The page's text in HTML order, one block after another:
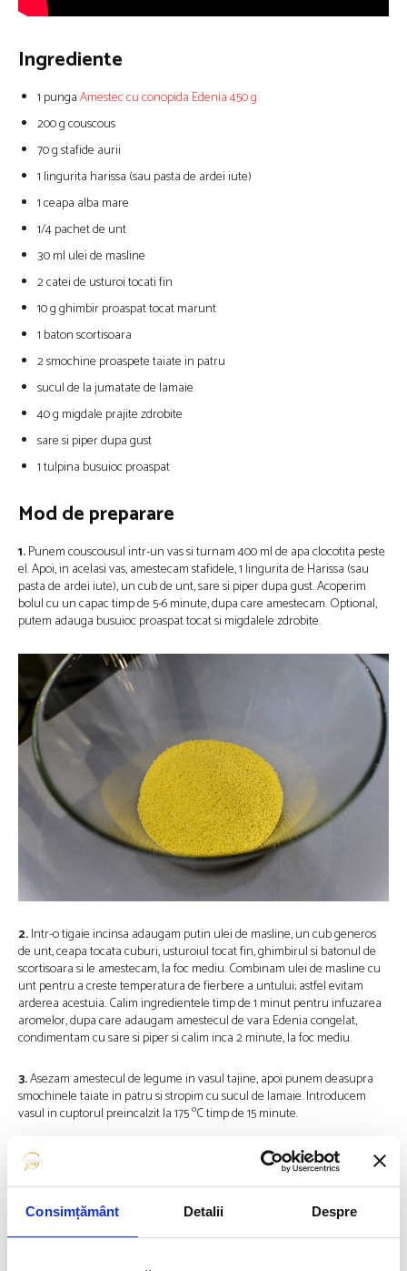
Consimțământ Detalii Despre
Ingrediente
1 pungaAmestec cu conopida Edenia 450 g
200 g couscous
70 g stafide aurii
1 lingurita harissa (sau pasta de ardei iute)
1 ceapa alba mare
1/4 pachet de unt
30 ml ulei de masline
2 catei de usturoi tocati fin
10 g ghimbir proaspat tocat marunt
1 baton scortisoara
2 smochine proaspete taiate in patru
sucul de la jumatate de lamaie
40 g migdale prajite zdrobite
sare si piper dupa gust
1 tulpina busuioc proaspat
Mod de preparare
1.Punem couscousul intr-un vas si turnam 400 ml de apa clocotita peste
el. Apoi, in acelasi vas, amestecam stafidele, 1 lingurita de Harissa (sau
pasta de ardei iute), un cub de unt, sare si piper dupa gust. Acoperim
bolul cu un capac timp de 5-6 minute, dupa care amestecam. Optional,
putem adauga busuioc proaspat tocat si migdalele zdrobite.
2.Intr-o tigaie incinsa adaugam putin ulei de masline, un cub generos
de unt, ceapa tocata cuburi, usturoiul tocat fin, ghimbirul si batonul de
scortisoara si le amestecam, la foc mediu. Combinam ulei de masline cu
unt pentru a creste temperatura de fierbere a untului; astfel evitam
arderea acestuia. Calim ingredientele timp de 1 minut pentru infuzarea
aromelor, dupa care adaugam amestecul de vara Edenia congelat,
condimentam cu sare si piper si calim inca 2 minute, la foc mediu.
3.Asezam amestecul de legume in vasul tajine, apoi punem deasupra
smochinele taiate in patru si stropim cu sucul de lamaie. Introducem
vasul in cuptorul preincalzit la 175oC timp de 15 minute.